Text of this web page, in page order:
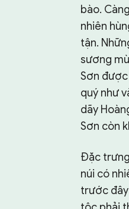
bào.
nhiên
tận.
sương
Sơn
quý như
dãy
Sơn còn
Đặc
núi có
trước đây